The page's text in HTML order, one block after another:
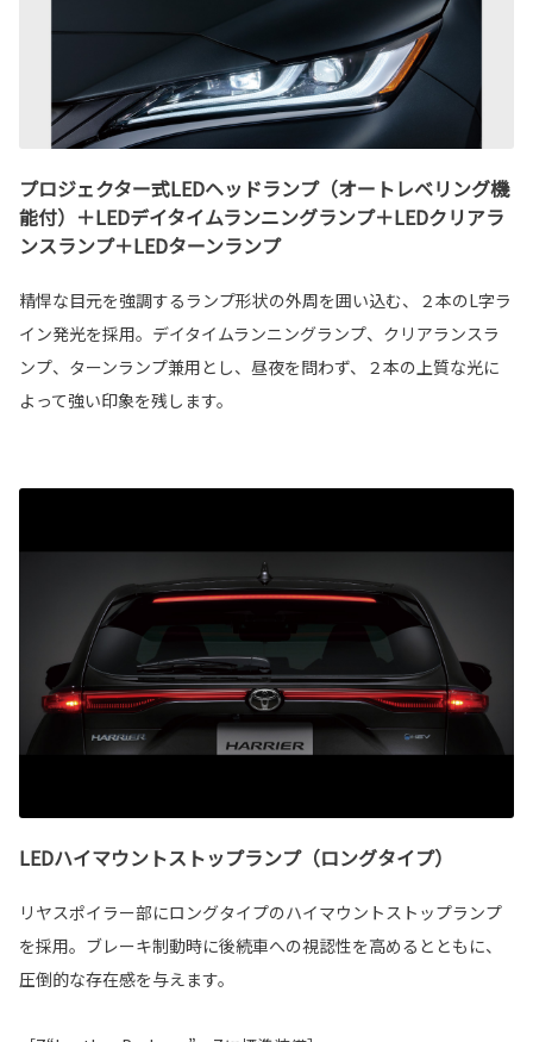
プロジェクター式LEDヘッドランプ（オートレベリング機
能付）＋LEDデイタイムランニングランプ＋LEDクリアラ
ンスランプ＋LEDターンランプ
精悍な目元を強調するランプ形状の外周を囲い込む、２本のL字ラ
イン発光を採用。デイタイムランニングランプ、クリアランスラ
ンプ、ターンランプ兼用とし、昼夜を問わず、２本の上質な光に
よって強い印象を残します。
LEDハイマウントストップランプ（ロングタイプ）
リヤスポイラー部にロングタイプのハイマウントストップランプ
を採用。ブレーキ制動時に後続車への視認性を高めるとともに、
圧倒的な存在感を与えます。